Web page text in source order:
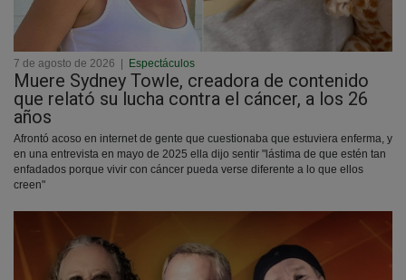
7 de agosto de 2026 | Espectáculos
Muere Sydney Towle, creadora de contenido
que relató su lucha contra el cáncer, a los 26
años
Afrontó acoso en internet de gente que cuestionaba que estuviera enferma, y
en una entrevista en mayo de 2025 ella dijo sentir "lástima de que estén tan
enfadados porque vivir con cáncer pueda verse diferente a lo que ellos
creen"